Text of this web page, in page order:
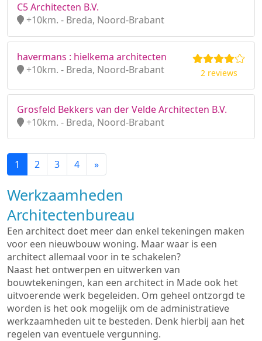
C5 Architecten B.V.
+10km. - Breda, Noord-Brabant
havermans : hielkema architecten
+10km. - Breda, Noord-Brabant
2 reviews
Grosfeld Bekkers van der Velde Architecten B.V.
+10km. - Breda, Noord-Brabant
1 2 3 4 »
Werkzaamheden
Architectenbureau
Een architect doet meer dan enkel tekeningen maken
voor een nieuwbouw woning. Maar waar is een
architect allemaal voor in te schakelen?
Naast het ontwerpen en uitwerken van
bouwtekeningen, kan een architect in Made ook het
uitvoerende werk begeleiden. Om geheel ontzorgd te
worden is het ook mogelijk om de administratieve
werkzaamheden uit te besteden. Denk hierbij aan het
regelen van eventuele vergunning.